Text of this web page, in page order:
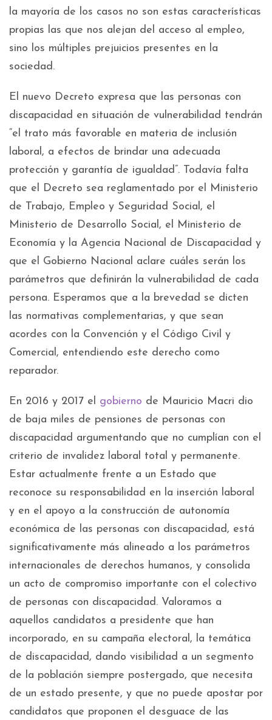
la mayoría de los casos no son estas características
propias las que nos alejan del acceso al empleo,
sino los múltiples prejuicios presentes en la
sociedad.
El nuevo Decreto expresa que las personas con
discapacidad en situación de vulnerabilidad tendrán
“el trato más favorable en materia de inclusión
laboral, a efectos de brindar una adecuada
protección y garantía de igualdad”. Todavía falta
que el Decreto sea reglamentado por el Ministerio
de Trabajo, Empleo y Seguridad Social, el
Ministerio de Desarrollo Social, el Ministerio de
Economía y la Agencia Nacional de Discapacidad y
que el Gobierno Nacional aclare cuáles serán los
parámetros que definirán la vulnerabilidad de cada
persona. Esperamos que a la brevedad se dicten
las normativas complementarias, y que sean
acordes con la Convención y el Código Civil y
Comercial, entendiendo este derecho como
reparador.
En 2016 y 2017 el gobierno de Mauricio Macri dio
de baja miles de pensiones de personas con
discapacidad argumentando que no cumplían con el
criterio de invalidez laboral total y permanente.
Estar actualmente frente a un Estado que
reconoce su responsabilidad en la inserción laboral
y en el apoyo a la construcción de autonomía
económica de las personas con discapacidad, está
significativamente más alineado a los parámetros
internacionales de derechos humanos, y consolida
un acto de compromiso importante con el colectivo
de personas con discapacidad. Valoramos a
aquellos candidatos a presidente que han
incorporado, en su campaña electoral, la temática
de discapacidad, dando visibilidad a un segmento
de la población siempre postergado, que necesita
de un estado presente, y que no puede apostar por
candidatos que proponen el desguace de las